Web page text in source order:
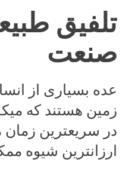
تلفیق
صنعت
عده بسیاری از
زمین هستند که
در سریعترین
ارزانترین شیوه